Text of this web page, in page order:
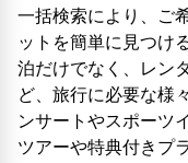
一括検索により、ご
ットを簡単に見つけ
泊だけでなく、レン
ど、旅行に必要な様
ンサートやスポーツ
ツアーや特典付きプ